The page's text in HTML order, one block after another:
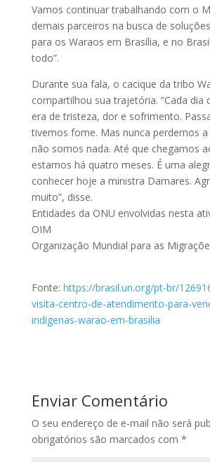
Vamos continuar trabalhando com o
demais parceiros na busca de
para os Waraos em Brasília, e no
todo”.
Durante sua fala, o cacique da tribo
compartilhou sua trajetória. “Cada dia
era de tristeza, dor e sofrimento.
tivemos fome. Mas nunca perdemos a
não somos nada. Até que chegamos
estamos há quatro meses. É uma
conhecer hoje a ministra Damares.
muito”, disse.
Entidades da ONU envolvidas nesta
OIM
Organização Mundial para as
Fonte: https://brasil.un.org/pt-br/
visita-centro-de-atendimento-para-
indigenas-warao-em-brasilia
Enviar Comentário
O seu endereço de e-mail não será
obrigatórios são marcados com *